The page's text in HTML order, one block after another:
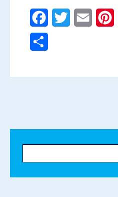
FacebookTwitter Email